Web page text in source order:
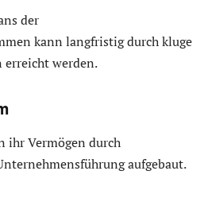
der
kann langfristig durch kluge
werden.
ihr Vermögen durch
aufgebaut.